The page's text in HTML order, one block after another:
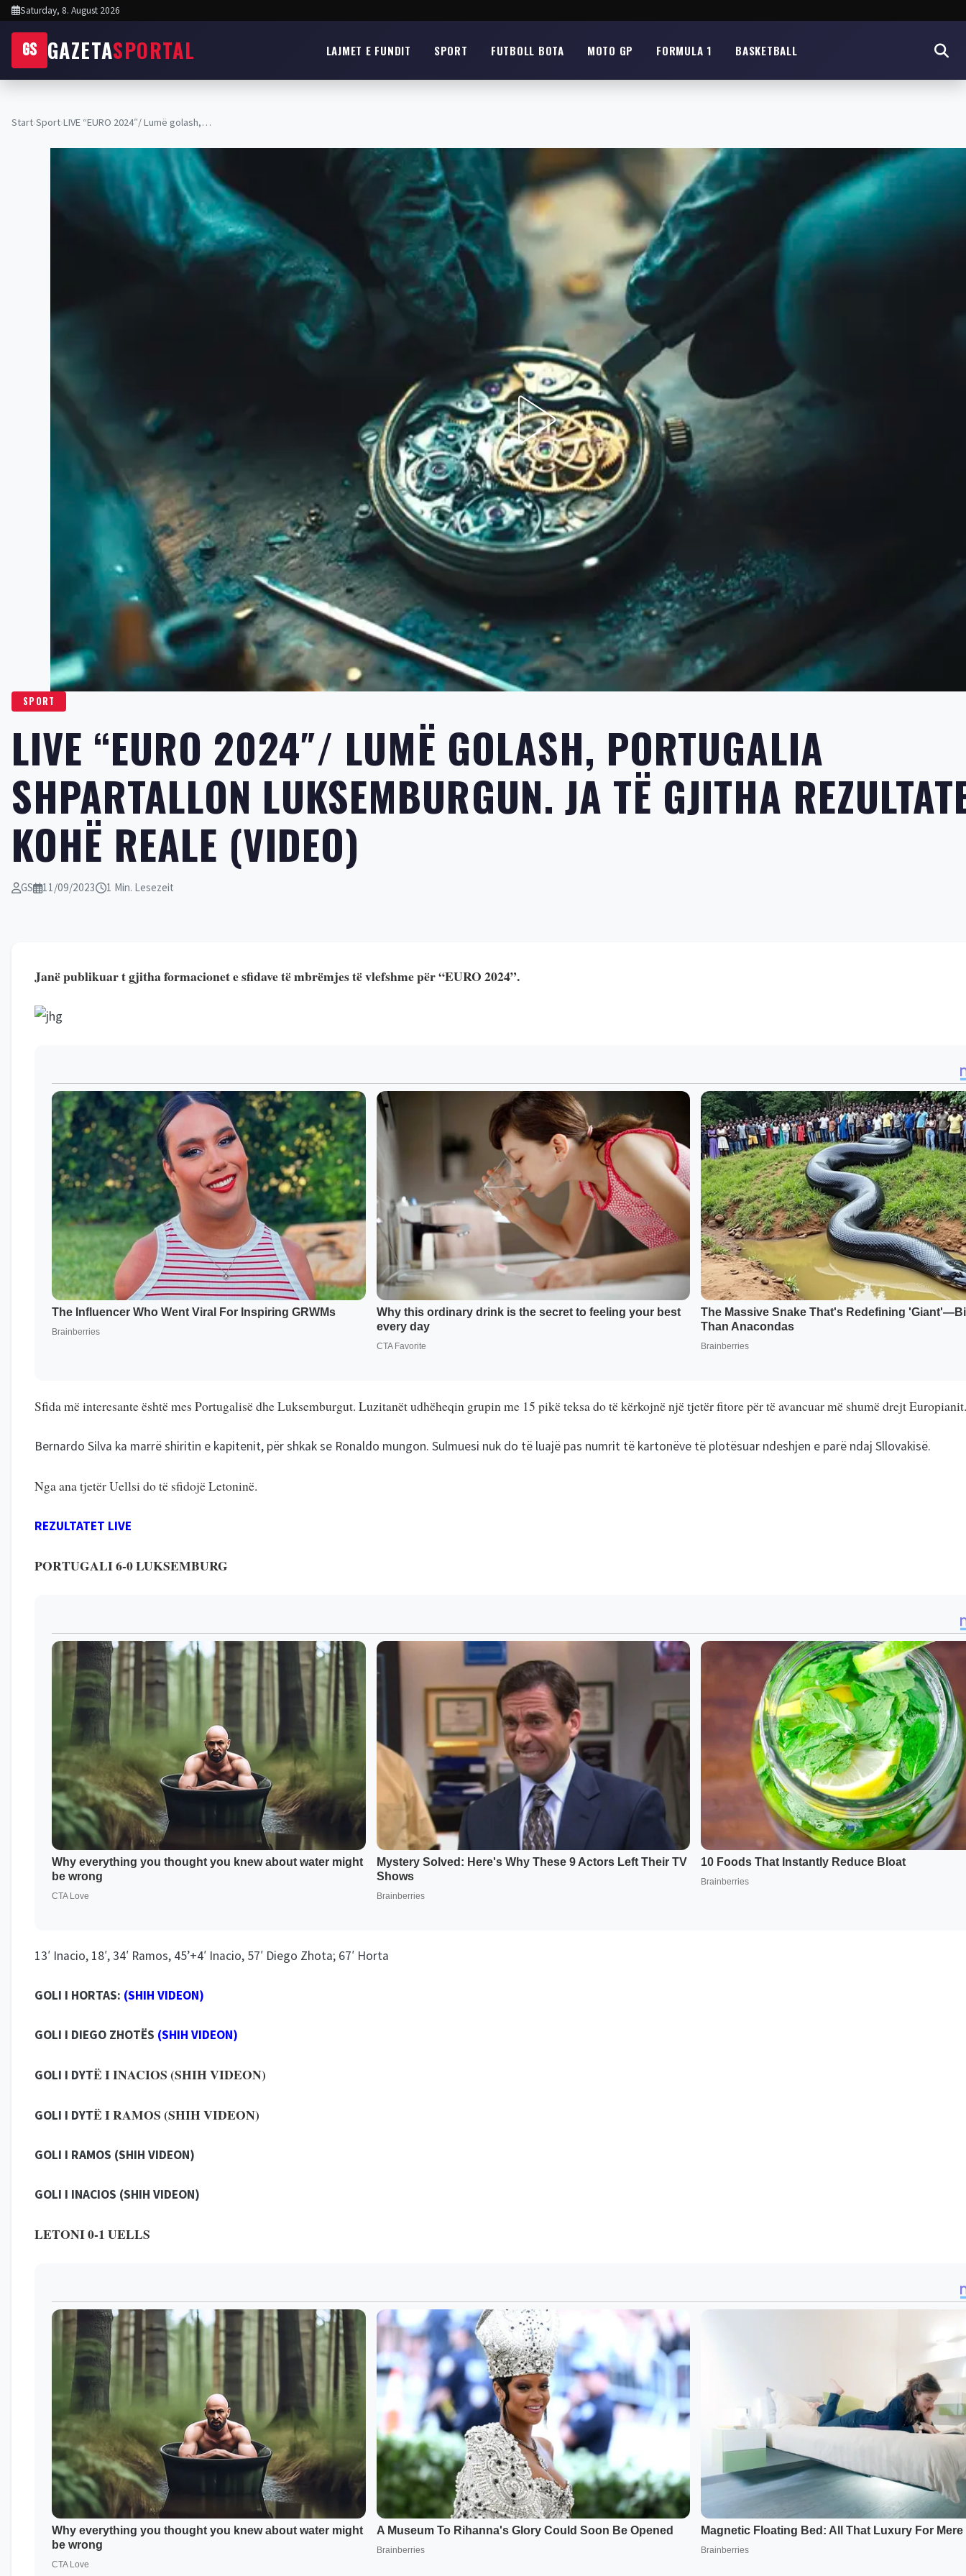
Saturday, 8. August 2026
GS GAZETASPORTAL LAJMET E FUNDIT SPORT FUTBOLL BOTA MOTO GP FORMULA 1 BASKETBALL
Start›Sport›LIVE “EURO 2024″/ Lumë golash,…
SPORT
LIVE “EURO 2024″/ LUMË GOLASH, PORTUGALIA
SHPARTALLON LUKSEMBURGUN. JA TË GJITHA
KOHË REALE (VIDEO)
GS 11/09/2023 1 Min. Lesezeit
Janë publikuar t gjitha formacionet e sfidave të mbrëmjes të vlefshme për “EURO 2024”.
Sfida më interesante është mes Portugalisë dhe Luksemburgut. Luzitanët udhëheqin grupin me 15 pikë teksa do të kërkojnë një tjetër fitore për të avancuar më shumë drejt Europianit.
Bernardo Silva ka marrë shiritin e kapitenit, për shkak se Ronaldo mungon. Sulmuesi nuk do të luajë pas numrit të kartonëve të plotësuar ndeshjen e parë ndaj Sllovakisë.
Nga ana tjetër Uellsi do të sfidojë Letoninë.
REZULTATET LIVE
PORTUGALI 6-0 LUKSEMBURG
13′ Inacio, 18′, 34′ Ramos, 45’+4′ Inacio, 57′ Diego Zhota; 67′ Horta
GOLI I HORTAS: (SHIH VIDEON)
GOLI I DIEGO ZHOTËS (SHIH VIDEON)
GOLI I DYTË I INACIOS(SHIH VIDEON)
GOLI I DYTË I RAMOS(SHIH VIDEON)
GOLI I RAMOS (SHIH VIDEON)
GOLI I INACIOS (SHIH VIDEON)
LETONI 0-1 UELLS